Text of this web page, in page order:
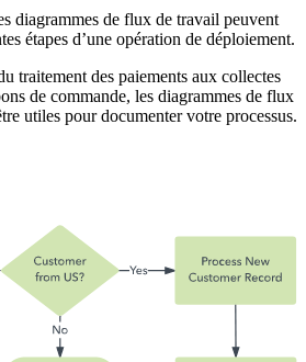
diagrammes de flux de travail peuvent
étapes d’une opération de déploiement.
traitement des paiements aux collectes
de commande, les diagrammes de flux
utiles pour documenter votre processus.